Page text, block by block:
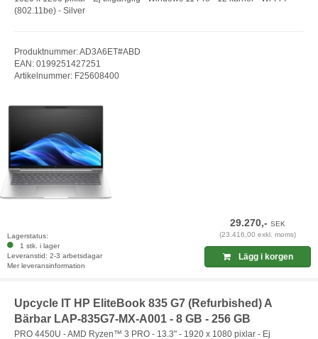
(802.11be) - Silver
Produktnummer: AD3A6ET#ABD
EAN: 0199251427251
Artikelnummer: F25608400
Lagerstatus:
1 stk. i lager
Leveranstid: 2-3 arbetsdagar
Mer leveransinformation
29.270,-SEK
(23.416,00 exkl. moms)
Lägg i korgen
Upcycle IT HP EliteBook 835 G7 (Refurbished) A
Bärbar LAP-835G7-MX-A001 - 8 GB - 256 GB
PRO 4450U - AMD Ryzen™ 3 PRO - 13.3" - 1920 x 1080 pixlar - Ej